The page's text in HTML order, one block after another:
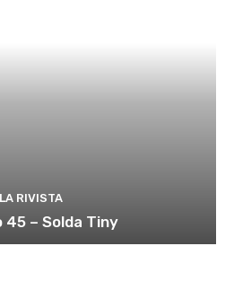
LA RIVISTA
45 – Solda Tiny